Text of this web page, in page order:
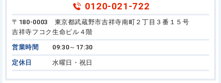
0120-021-722
〒180-0003 東京都武蔵野市吉祥寺南町２丁目３番１５号
吉祥寺フコク生命ビル４階
営業時間 09:30～17:30
定休日 水曜日・祝日